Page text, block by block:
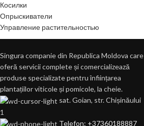
Косилки
Опрыскиватели
Управление растительностью
Singura companie din Republica Moldova care
oferă servicii complete și comercializează
produse specializate pentru înființarea
plantațiilor viticole și pomicole, la cheie.
sat. Goian, str. Chișinăului
1
Telefon: +37360188887